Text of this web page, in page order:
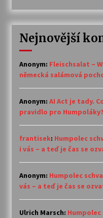
Nejnovější
Anonym: Fleischsalat –
německá salámová
Anonym: AI Act je tady.
pravidlo pro Humpoláky?
frantisek: Humpolec
i vás – a teď je čas se
Anonym: Humpolec
vás – a teď je čas se
Ulrich Marsch: Humpolec